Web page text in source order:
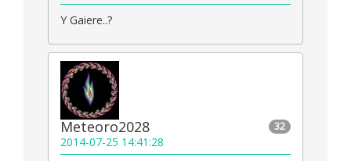
Y Gaiere..?
32
Meteoro2028
2014-07-25 14:41:28